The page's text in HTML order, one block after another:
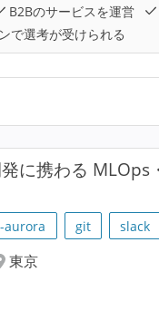
B2Bのサービスを運営
で選考が受けられる
に携わる
aurora git slack
東京